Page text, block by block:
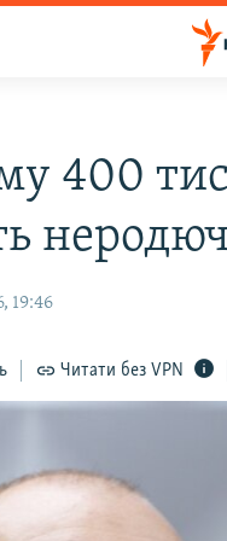
400
19:46
Читати без VPN